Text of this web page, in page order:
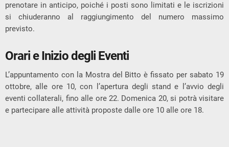
prenotare in anticipo, poiché i posti sono limitati e le iscrizioni
si chiuderanno al raggiungimento del numero massimo
previsto.
Orari e Inizio degli Eventi
L’appuntamento con la Mostra del Bitto è fissato per sabato 19
ottobre, alle ore 10, con l’apertura degli stand e l’avvio degli
eventi collaterali, fino alle ore 22. Domenica 20, si potrà visitare
e partecipare alle attività proposte dalle ore 10 alle ore 18.